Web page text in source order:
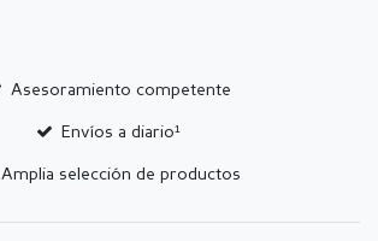
Asesoramiento competente
Envíos a diario¹
Amplia selección de productos